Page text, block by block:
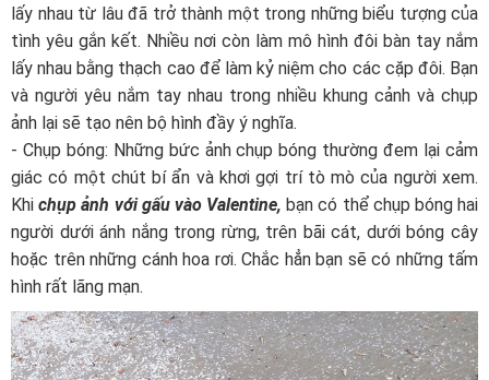
lấy nhau từ lâu đã trở thành một trong những biểu tượng của
tình yêu gắn kết. Nhiều nơi còn làm mô hình đôi bàn tay nắm
lấy nhau bằng thạch cao để làm kỷ niệm cho các cặp đôi. Bạn
và người yêu nắm tay nhau trong nhiều khung cảnh và chụp
ảnh lại sẽ tạo nên bộ hình đầy ý nghĩa.
- Chụp bóng: Những bức ảnh chụp bóng thường đem lại cảm
giác có một chút bí ẩn và khơi gợi trí tò mò của người xem.
Khichụp ảnh với gấu vào Valentine,bạn có thể chụp bóng hai
người dưới ánh nắng trong rừng, trên bãi cát, dưới bóng cây
hoặc trên những cánh hoa rơi. Chắc hẳn bạn sẽ có những tấm
hình rất lãng mạn.